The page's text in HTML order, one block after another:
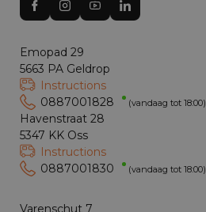
Emopad 29
5663 PA Geldrop
Instructions
0887001828
(vandaag tot 18:00)
Havenstraat 28
5347 KK Oss
Instructions
0887001830
(vandaag tot 18:00)